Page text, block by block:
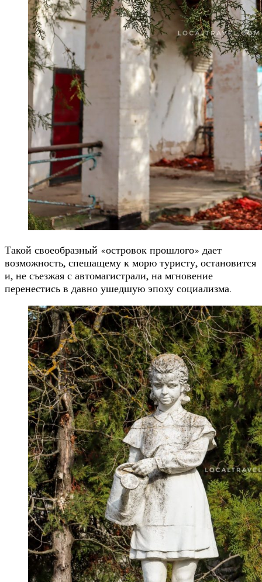
Такой своеобразный «островок прошлого» дает
возможность, спешащему к морю туристу, остановится
и, не съезжая с автомагистрали, на мгновение
перенестись в давно ушедшую эпоху социализма.